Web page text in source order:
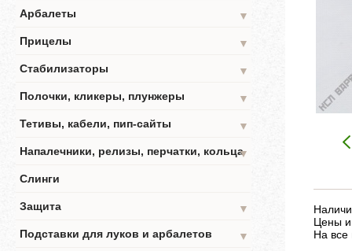
Арбалеты
▼
Прицелы
▼
Стабилизаторы
▼
Полочки, кликеры, плунжеры
▼
Тетивы, кабели, пип-сайты
▼
Напалечники, релизы, перчатки, кольца▼
Слинги
Защита
▼
Подставки для луков и арбалетов
▼
Цены
На все